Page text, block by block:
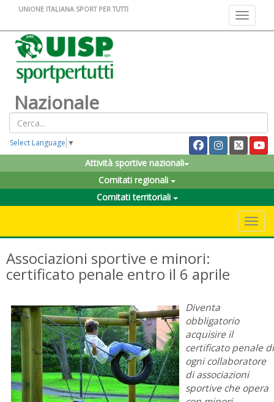
Toggle
UNIONE ITALIANA SPORT PER TUTTI
Nazionale
Select Language ▼
Attività sportive nazionali
Comitati regionali
Comitati territoriali
Associazioni sportive e minori:
certificato penale entro il 6 aprile
Diventa
obbligatorio
acquisire il
certificato penale di
ogni collaboratore
di associazioni
sportive che opera